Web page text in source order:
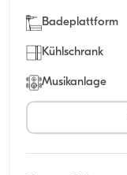
Badeplattform
Kühlschrank
Musikanlage